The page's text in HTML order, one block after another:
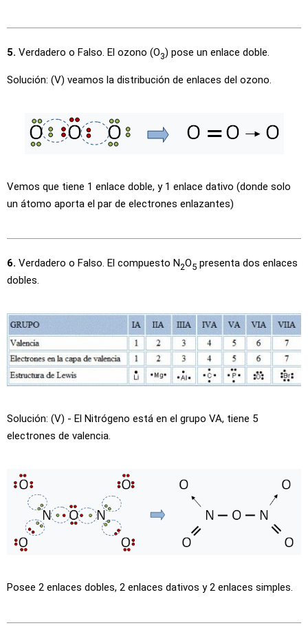
5. Verdadero o Falso. El ozono (O3) pose un enlace doble.
Solución: (V) veamos la distribución de enlaces del ozono.
Vemos que tiene 1 enlace doble, y 1 enlace dativo (donde solo
un átomo aporta el par de electrones enlazantes)
6. Verdadero o Falso. El compuesto N2O5 presenta dos enlaces
dobles.
Solución: (V) - El Nitrógeno está en el grupo VA, tiene 5
electrones de valencia.
Posee 2 enlaces dobles, 2 enlaces dativos y 2 enlaces simples.